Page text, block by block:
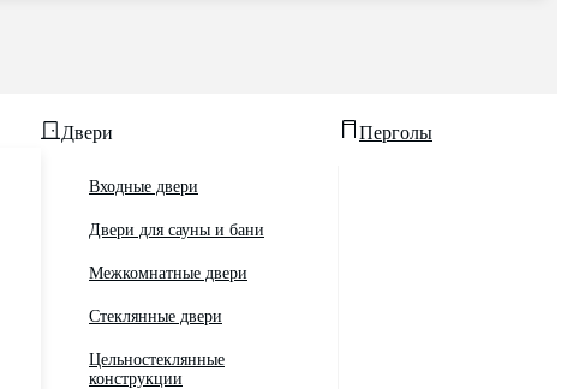
Двери
Входные двери
Двери для сауны и бани
Межкомнатные двери
Стеклянные двери
Цельностеклянные
конструкции
Перголы